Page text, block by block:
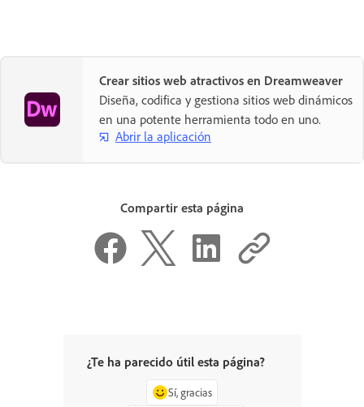
Crear sitios web atractivos en Dreamweaver
Diseña, codifica y gestiona sitios web dinámicos
en una potente herramienta todo en uno.
Abrir la aplicación
Compartir esta página
¿Te ha parecido útil esta página?
Sí, gracias